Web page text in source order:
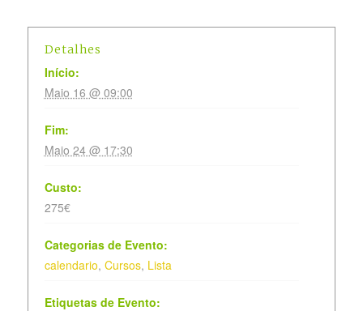
Detalhes
Início:
Maio 16 @ 09:00
Fim:
Maio 24 @ 17:30
Custo:
275€
Categorias de Evento:
calendario, Cursos, Lista
Etiquetas de Evento: